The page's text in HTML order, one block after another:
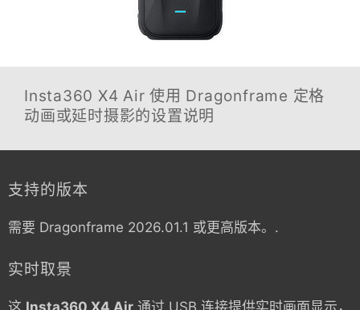
Insta360 X4 Air 使用 Dragonframe 定格
动画或延时摄影的设置说明
支持的版本
需要 Dragonframe 2026.01.1 或更高版本。.
实时取景
这 Insta360 X4 Air 通过 USB 连接提供实时画面显示，